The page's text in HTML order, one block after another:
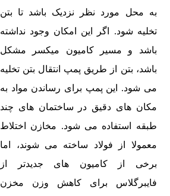
به محل مورد نظر نزدیک باشد تا بتن
تخلیه شود. اگر این امکان وجود نداشته
باشد و مسیر کامیون میکسر مشکل
باشد، بتن از طریق پمپ انتقال بتن تخلیه
می شود. این پمپ برای رساندن مواد به
مکان های دقیق در ساختمان های چند
طبقه استفاده می شود. مخازن اختلاط
معمولا از فولاد ساخته می شوند، اما
برخی از کامیون های جدیدتر از
فایبرگلاس برای کاهش وزن مخزن